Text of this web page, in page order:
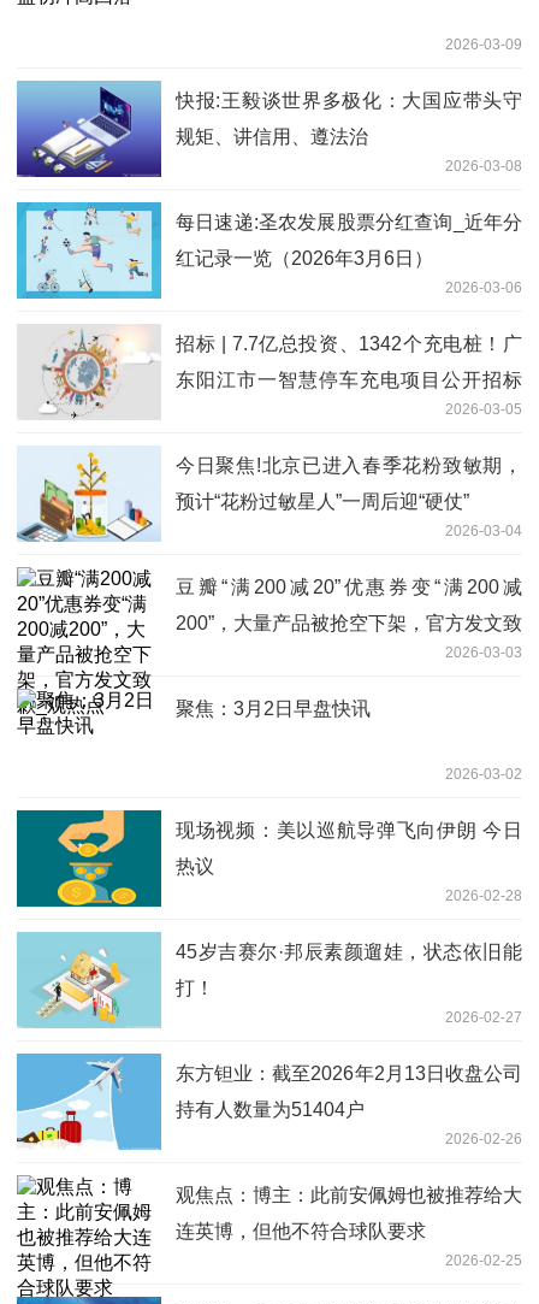
2026-03-09
快报:王毅谈世界多极化：大国应带头守
规矩、讲信用、遵法治
2026-03-08
每日速递:圣农发展股票分红查询_近年分
红记录一览（2026年3月6日）
2026-03-06
招标 | 7.7亿总投资、1342个充电桩！广
东阳江市一智慧停车充电项目公开招标
2026-03-05
今日聚焦!北京已进入春季花粉致敏期，
预计“花粉过敏星人”一周后迎“硬仗”
2026-03-04
豆瓣“满200减20”优惠券变“满200减
200”，大量产品被抢空下架，官方发文致
2026-03-03
聚焦：3月2日早盘快讯
2026-03-02
现场视频：美以巡航导弹飞向伊朗 今日
热议
2026-02-28
45岁吉赛尔·邦辰素颜遛娃，状态依旧能
打！
2026-02-27
东方钽业：截至2026年2月13日收盘公司
持有人数量为51404户
2026-02-26
观焦点：博主：此前安佩姆也被推荐给大
连英博，但他不符合球队要求
2026-02-25